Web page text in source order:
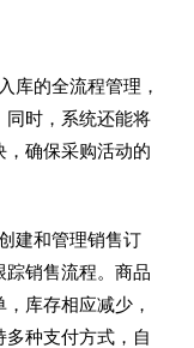
库的全流程管理，
同时，系统还能将
，确保采购活动的
建和管理销售订
踪销售流程。商品
库存相应减少，
种支付方式，自